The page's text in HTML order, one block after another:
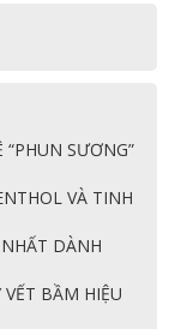
SƯƠNG”
VÀ TINH
DÀNH
BẦM HIỆU